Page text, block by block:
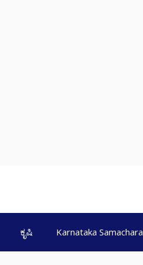
ಕೃಷಿ Karnataka Samachara